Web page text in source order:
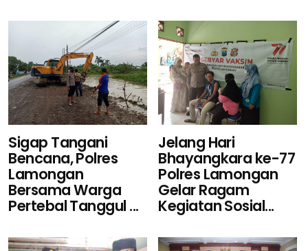
Sigap Tangani
Bencana, Polres
Lamongan
Bersama Warga
Pertebal Tanggul ...
Jelang Hari
Bhayangkara ke-77
Polres Lamongan
Gelar Ragam
Kegiatan Sosial...